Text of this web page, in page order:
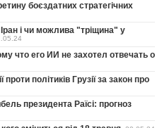
боєздатних стратегічних
і чи можлива "тріщина" у
что его ИИ не захотел отвечать о
політиків Грузії за закон про
президента Раїсі: прогноз